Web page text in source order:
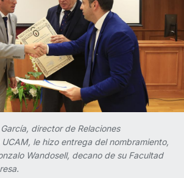
director de Relaciones
le hizo entrega del nombramiento,
Wandosell, decano de su Facultad